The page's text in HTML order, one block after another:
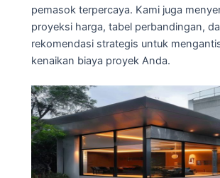
pemasok terpercaya. Kami juga
proyeksi harga, tabel perbandingan,
rekomendasi strategis untuk
kenaikan biaya proyek Anda.